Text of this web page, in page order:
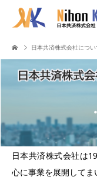
日本共済株式会社につい
日本共済株式会社は
心に事業を展開してま